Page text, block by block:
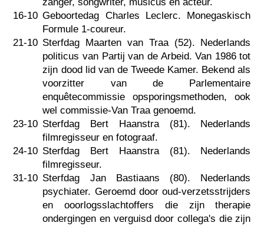
16-10 Geboortedag Charles Leclerc. Monegaskisch
Formule 1-coureur.
21-10 Sterfdag Maarten van Traa (52). Nederlands
politicus van Partij van de Arbeid. Van 1986 tot
zijn dood lid van de Tweede Kamer. Bekend als
voorzitter van de Parlementaire
enquêtecommissie opsporingsmethoden, ook
wel commissie-Van Traa genoemd.
23-10 Sterfdag Bert Haanstra (81). Nederlands
filmregisseur en fotograaf.
24-10 Sterfdag Bert Haanstra (81). Nederlands
filmregisseur.
31-10 Sterfdag Jan Bastiaans (80). Nederlands
psychiater. Geroemd door oud-verzetsstrijders
en ooorlogsslachtoffers die zijn therapie
ondergingen en verguisd door collega's die zijn